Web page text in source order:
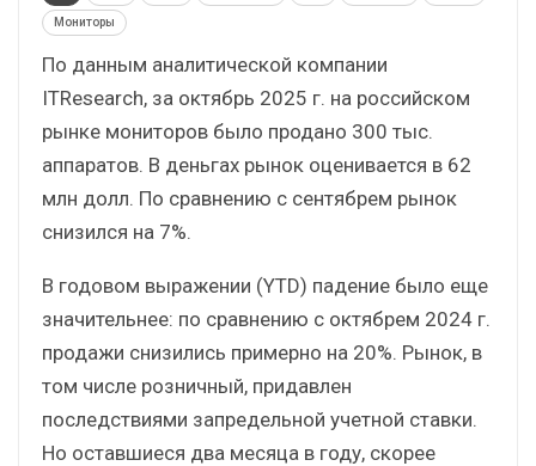
Мониторы
По данным аналитической компании
ITResearch, за октябрь 2025 г. на российском
рынке мониторов было продано 300 тыс.
аппаратов. В деньгах рынок оценивается в 62
млн долл. По сравнению с сентябрем рынок
снизился на 7%.
В годовом выражении (YTD) падение было еще
значительнее: по сравнению с октябрем 2024 г.
продажи снизились примерно на 20%. Рынок, в
том числе розничный, придавлен
последствиями запредельной учетной ставки.
Но оставшиеся два месяца в году, скорее